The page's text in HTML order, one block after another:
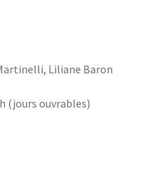
Liliane Baron
(jours ouvrables)